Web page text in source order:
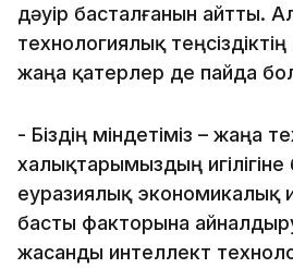
дәуір басталғанын айтты.
технологиялық
жаңа қатерлер де пайда
- Біздің міндетіміз – жаңа
халықтарымыздың игілігіне
еуразиялық экономикалық
басты факторына
жасанды интеллект